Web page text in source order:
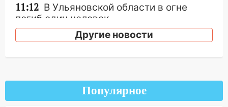
11:12 В Ульяновской области в огне
погиб один человек
11:05
12 человек погибли и 39 получили
10:51 В Ульяновской области
перехвачены четыре беспилотника
Другие новости
Популярное